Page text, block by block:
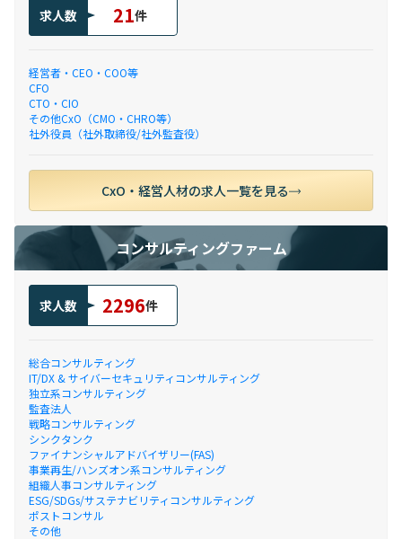
求人数 21件
経営者・CEO・COO等
CFO
CTO・CIO
その他CxO（CMO・CHRO等）
社外役員（社外取締役/社外監査役）
CxO・経営人材の求人一覧を見る
コンサルティングファーム
求人数 2296件
総合コンサルティング
IT/DX & サイバーセキュリティコンサルティング
独立系コンサルティング
監査法人
戦略コンサルティング
シンクタンク
ファイナンシャルアドバイザリー(FAS)
事業再生/ハンズオン系コンサルティング
組織人事コンサルティング
ESG/SDGs/サステナビリティコンサルティング
ポストコンサル
その他